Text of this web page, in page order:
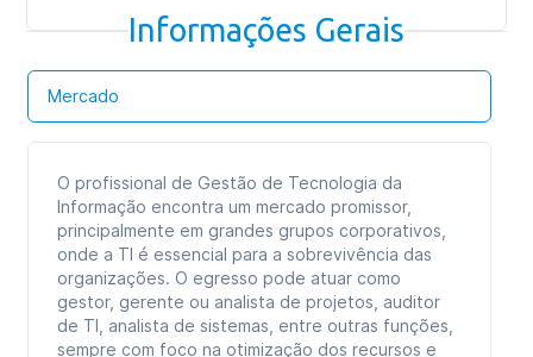
Informações Gerais
Mercado
O profissional de Gestão de Tecnologia da
Informação encontra um mercado promissor,
principalmente em grandes grupos corporativos,
onde a TI é essencial para a sobrevivência das
organizações. O egresso pode atuar como
gestor, gerente ou analista de projetos, auditor
de TI, analista de sistemas, entre outras funções,
sempre com foco na otimização dos recursos e